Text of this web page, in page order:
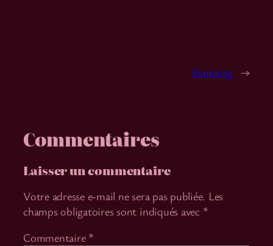
Running. →
Commentaires
Laisser un commentaire
Votre adresse e-mail ne sera pas publiée. Les
champs obligatoires sont indiqués avec *
Commentaire *